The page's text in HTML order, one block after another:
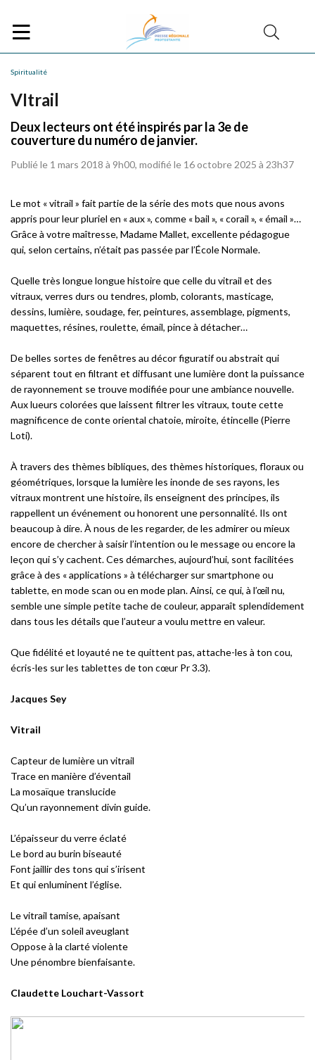
Spiritualité
VItrail
Deux lecteurs ont été inspirés par la 3e de
couverture du numéro de janvier.
Publié le 1 mars 2018 à 9h00, modifié le 16 octobre 2025 à 23h37
Le mot « vitrail » fait partie de la série des mots que nous avons
appris pour leur pluriel en « aux », comme « bail », « corail », « émail »…
Grâce à votre maîtresse, Madame Mallet, excellente pédagogue
qui, selon certains, n’était pas passée par l’École Normale.
Quelle très longue longue histoire que celle du vitrail et des
vitraux, verres durs ou tendres, plomb, colorants, masticage,
dessins, lumière, soudage, fer, peintures, assemblage, pigments,
maquettes, résines, roulette, émail, pince à détacher…
De belles sortes de fenêtres au décor figuratif ou abstrait qui
séparent tout en filtrant et diffusant une lumière dont la puissance
de rayonnement se trouve modifiée pour une ambiance nouvelle.
Aux lueurs colorées que laissent filtrer les vitraux, toute cette
magnificence de conte oriental chatoie, miroite, étincelle (Pierre
Loti).
À travers des thèmes bibliques, des thèmes historiques, floraux ou
géométriques, lorsque la lumière les inonde de ses rayons, les
vitraux montrent une histoire, ils enseignent des principes, ils
rappellent un événement ou honorent une personnalité. Ils ont
beaucoup à dire. À nous de les regarder, de les admirer ou mieux
encore de chercher à saisir l’intention ou le message ou encore la
leçon qui s’y cachent. Ces démarches, aujourd’hui, sont facilitées
grâce à des « applications » à télécharger sur smartphone ou
tablette, en mode scan ou en mode plan. Ainsi, ce qui, à l’œil nu,
semble une simple petite tache de couleur, apparaît splendidement
dans tous les détails que l’auteur a voulu mettre en valeur.
Que fidélité et loyauté ne te quittent pas, attache-les à ton cou,
écris-les sur les tablettes de ton cœur Pr 3.3).
Jacques Sey
Vitrail
Capteur de lumière un vitrail
Trace en manière d’éventail
La mosaïque translucide
Qu’un rayonnement divin guide.
L’épaisseur du verre éclaté
Le bord au burin biseauté
Font jaillir des tons qui s’irisent
Et qui enluminent l’église.
Le vitrail tamise, apaisant
L’épée d’un soleil aveuglant
Oppose à la clarté violente
Une pénombre bienfaisante.
Claudette Louchart-Vassort